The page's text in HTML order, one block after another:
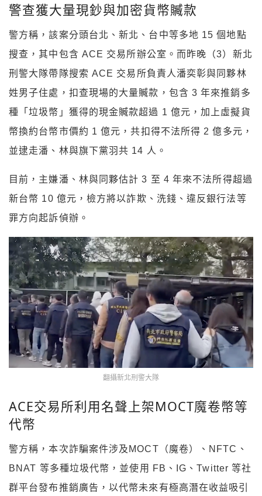
警查獲大量現鈔與加密貨幣贓款
警方稱，該案分頭台北、新北、台中等多地 15 個地點
搜查，其中包含 ACE 交易所辦公室。而昨晚（3）新北
刑警大隊帶隊搜索 ACE 交易所負責人潘奕彰與同夥林
姓男子住處，扣查現場的大量贓款，包含 3 年來推銷多
種「垃圾幣」獲得的現金贓款超過 1 億元，加上虛擬貨
幣換約台幣市價約 1 億元，共扣得不法所得 2 億多元，
並逮走潘、林與旗下黨羽共 14 人。
目前，主嫌潘、林與同夥估計 3 至 4 年來不法所得超過
新台幣 10 億元，檢方將以詐欺、洗錢、違反銀行法等
罪方向起訴偵辦。
翻攝新北刑警大隊
ACE交易所利用名聲上架MOCT魔卷幣等
代幣
警方稱，本次詐騙案件涉及MOCT（魔卷）、NFTC、
BNAT 等多種垃圾代幣，並使用 FB、IG、Twitter 等社
群平台發布推銷廣告，以代幣未來有極高潛在收益吸引